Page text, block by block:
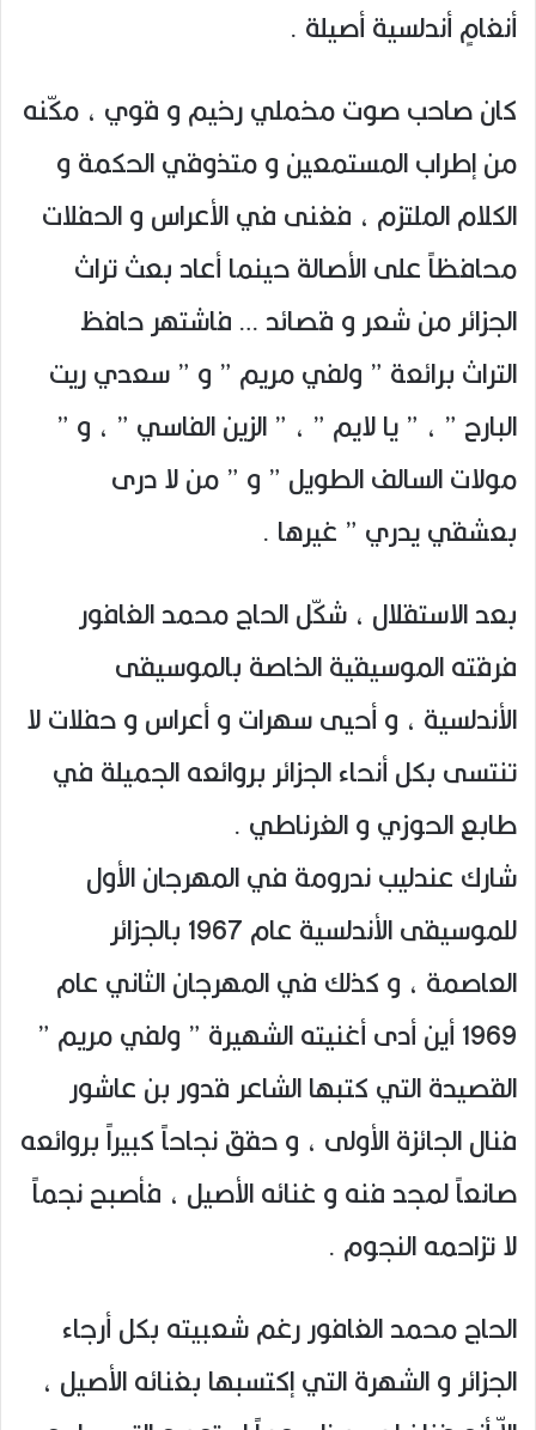
أنغامٍ أندلسية أصيلة .
كان صاحب صوت مخملي رخيم و قوي ، مكّنه
من إطراب المستمعين و متذوقي الحكمة و
الكلام الملتزم ، فغنى في الأعراس و الحفلات
محافظاً على الأصالة حينما أعاد بعث تراث
الجزائر من شعر و قصائد … فاشتهر حافظ
التراث برائعة ” ولفي مريم ” و ” سعدي ريت
البارح ” ، ” يا لايم ” ، ” الزين الفاسي ” ، و ”
مولات السالف الطويل ” و ” من لا درى
بعشقي يدري ” غيرها .
بعد الاستقلال ، شكّل الحاج محمد الغافور
فرقته الموسيقية الخاصة بالموسيقى
الأندلسية ، و أحيى سهرات و أعراس و حفلات لا
تنتسى بكل أنحاء الجزائر بروائعه الجميلة في
طابع الحوزي و الغرناطي .
شارك عندليب ندرومة في المهرجان الأول
للموسيقى الأندلسية عام 1967 بالجزائر
العاصمة ، و كذلك في المهرجان الثاني عام
1969 أين أدى أغنيته الشهيرة ” ولفي مريم ”
القصيدة التي كتبها الشاعر قدور بن عاشور
فنال الجائزة الأولى ، و حقق نجاحاً كبيراً بروائعه
صانعاً لمجد فنه و غنائه الأصيل ، فأصبح نجماً
لا تزاحمه النجوم .
الحاج محمد الغافور رغم شعبيته بكل أرجاء
الجزائر و الشهرة التي إكتسبها بغنائه الأصيل ،